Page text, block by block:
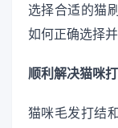
选择合适的猫
如何正确选择
顺利解决猫咪
猫咪毛发打结